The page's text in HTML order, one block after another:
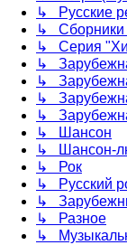
↳ Русские
↳ Сборники
↳ Серия
↳
↳
↳
↳
↳ Шансон
↳ Шансон-
↳ Рок
↳ Русский
↳
↳ Разное
↳